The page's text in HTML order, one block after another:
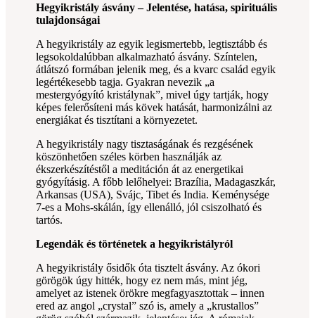
Hegyikristály ásvány – Jelentése, hatása, spirituális
tulajdonságai
A hegyikristály az egyik legismertebb, legtisztább és
legsokoldalúbban alkalmazható ásvány. Színtelen,
átlátszó formában jelenik meg, és a kvarc család egyik
legértékesebb tagja. Gyakran nevezik „a
mestergyógyító kristálynak”, mivel úgy tartják, hogy
képes felerősíteni más kövek hatását, harmonizálni az
energiákat és tisztítani a környezetet.
A hegyikristály nagy tisztaságának és rezgésének
köszönhetően széles körben használják az
ékszerkészítéstől a meditáción át az energetikai
gyógyításig. A főbb lelőhelyei: Brazília, Madagaszkár,
Arkansas (USA), Svájc, Tibet és India. Keménysége
7-es a Mohs-skálán, így ellenálló, jól csiszolható és
tartós.
Legendák és történetek a hegyikristályról
A hegyikristály ősidők óta tisztelt ásvány. Az ókori
görögök úgy hitték, hogy ez nem más, mint jég,
amelyet az istenek örökre megfagyasztottak – innen
ered az angol „crystal” szó is, amely a „krustallos”